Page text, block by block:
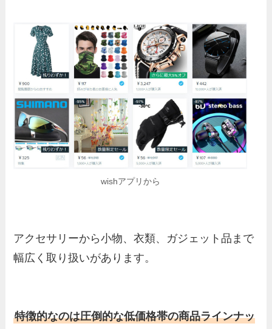
wishアプリから
アクセサリーから小物、衣類、ガジェット品まで
幅広く取り扱いがあります。
特徴的なのは圧倒的な低価格帯の商品ラインナッ